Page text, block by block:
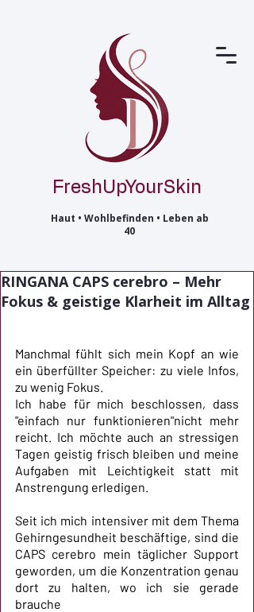
FreshUpYourSkin
Haut • Wohlbefinden • Leben ab
40
RINGANA CAPS cerebro – Mehr
Fokus & geistige Klarheit im Alltag
Manchmal fühlt sich mein Kopf an wie
ein überfüllter Speicher: zu viele Infos,
zu wenig Fokus.
Ich habe für mich beschlossen, dass
"einfach nur funktionieren"nicht mehr
reicht. Ich möchte auch an stressigen
Tagen geistig frisch bleiben und meine
Aufgaben mit Leichtigkeit statt mit
Anstrengung erledigen.
Seit ich mich intensiver mit dem Thema
Gehirngesundheit beschäftige, sind die
CAPS cerebro mein täglicher Support
geworden, um die Konzentration genau
dort zu halten, wo ich sie gerade
brauche